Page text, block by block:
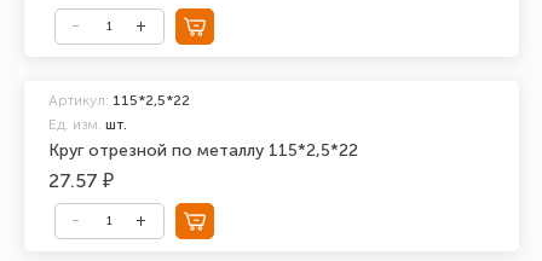
Круг отрезной по металлу 115*2,5*22
Артикул: 115*2,5*22
Ед. изм. шт.
27.57 ₽